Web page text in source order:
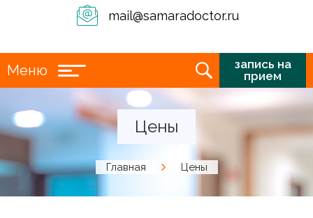
mail@samaradoctor.ru
Меню
запись на
прием
Цены
Главная Цены